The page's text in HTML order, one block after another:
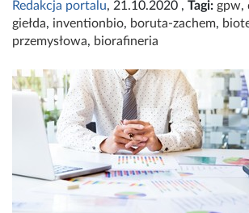
Redakcja portalu, 21.10.2020 , Tagi: gpw,
giełda, inventionbio, boruta-zachem,
przemysłowa, biorafineria